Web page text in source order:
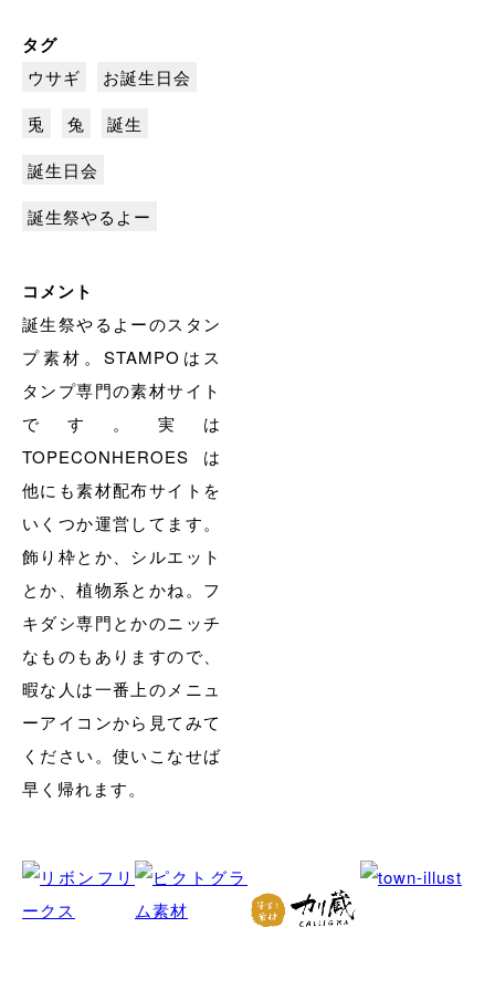
タグ
ウサギ
お誕生日会
兎
兔
誕生
誕生日会
誕生祭やるよー
コメント
誕生祭やるよーのスタン
プ素材。STAMPOはス
タンプ専門の素材サイト
です。実は
TOPECONHEROESは
他にも素材配布サイトを
いくつか運営してます。
飾り枠とか、シルエット
とか、植物系とかね。フ
キダシ専門とかのニッチ
なものもありますので、
暇な人は一番上のメニュ
ーアイコンから見てみて
ください。使いこなせば
早く帰れます。